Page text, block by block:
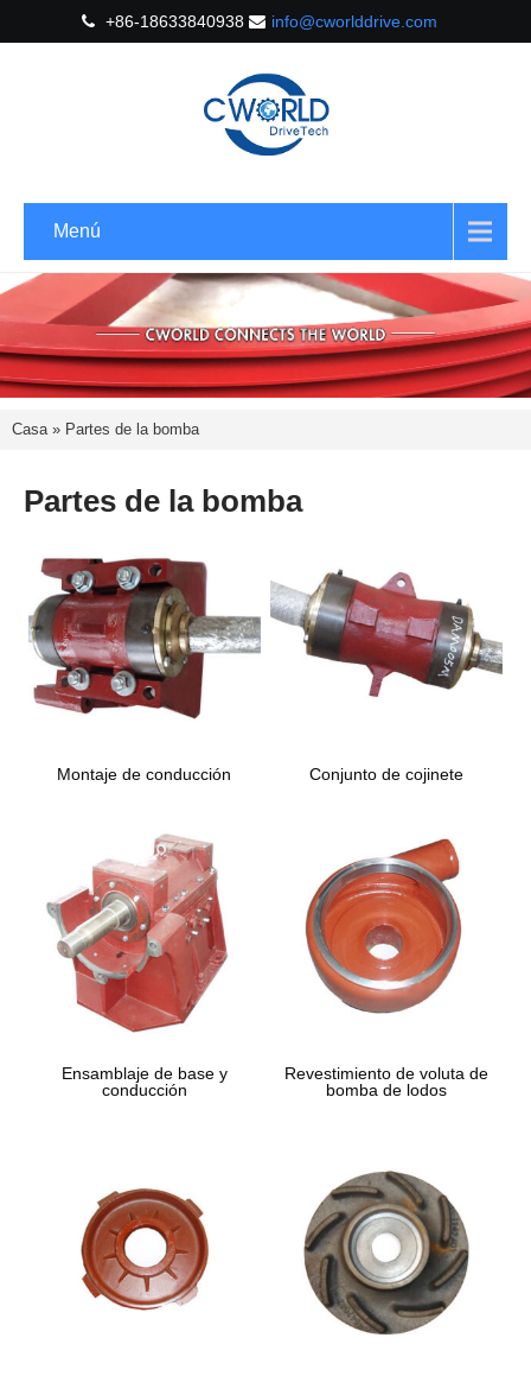
+86-18633840938 info@cworlddrive.com
Menú
Casa» Partes de la bomba
Partes de la bomba
Montaje de conducción Conjunto de cojinete
Ensamblaje de base y
conducción
Revestimiento de voluta de
bomba de lodos